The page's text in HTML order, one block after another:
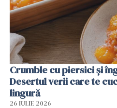
Crumble cu piersici și
Desertul verii care te
lingură
26 IULIE 2026